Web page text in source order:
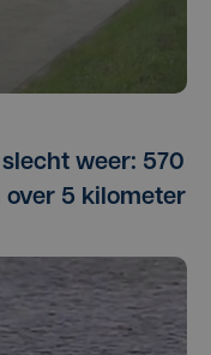
weer: 570
5 kilometer